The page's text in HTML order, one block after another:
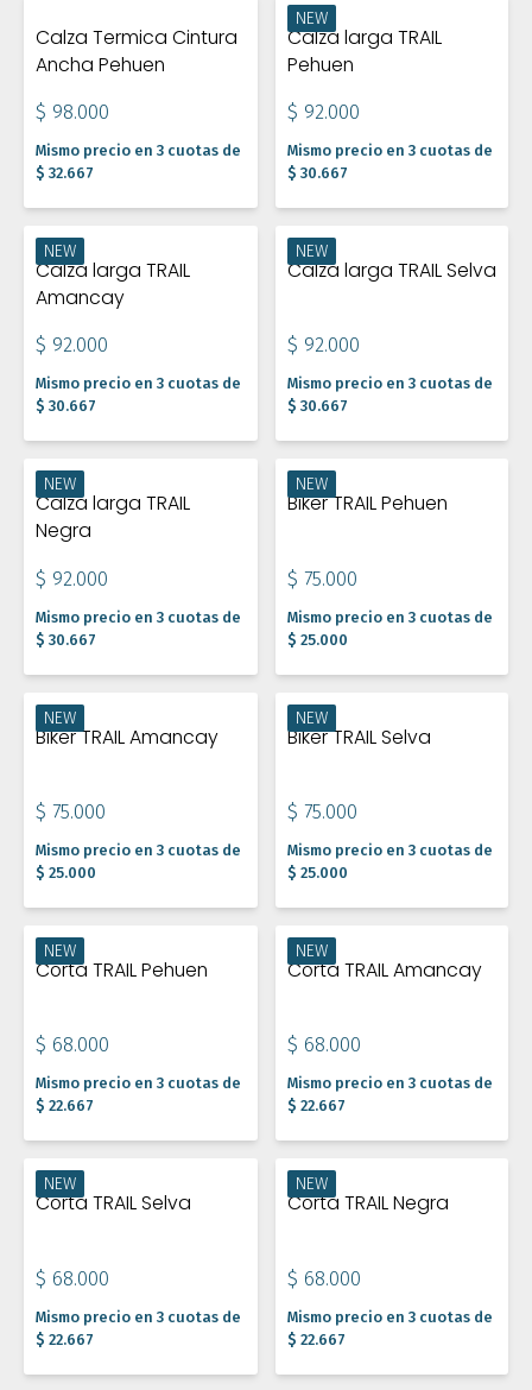
Calza Termica Cintura
Ancha Pehuen
$ 98.000
Mismo precio en 3 cuotas de
$ 32.667
NEW
Calza larga TRAIL
Pehuen
$ 92.000
Mismo precio en 3 cuotas de
$ 30.667
NEW
Calza larga TRAIL
Amancay
$ 92.000
Mismo precio en 3 cuotas de
$ 30.667
NEW
Calza larga TRAIL Selva
$ 92.000
Mismo precio en 3 cuotas de
$ 30.667
NEW
Calza larga TRAIL
Negra
$ 92.000
Mismo precio en 3 cuotas de
$ 30.667
NEW
Biker TRAIL Pehuen
$ 75.000
Mismo precio en 3 cuotas de
$ 25.000
NEW
Biker TRAIL Amancay
$ 75.000
Mismo precio en 3 cuotas de
$ 25.000
NEW
Biker TRAIL Selva
$ 75.000
Mismo precio en 3 cuotas de
$ 25.000
NEW
Corta TRAIL Pehuen
$ 68.000
Mismo precio en 3 cuotas de
$ 22.667
NEW
Corta TRAIL Amancay
$ 68.000
Mismo precio en 3 cuotas de
$ 22.667
NEW
Corta TRAIL Selva
$ 68.000
Mismo precio en 3 cuotas de
$ 22.667
NEW
Corta TRAIL Negra
$ 68.000
Mismo precio en 3 cuotas de
$ 22.667